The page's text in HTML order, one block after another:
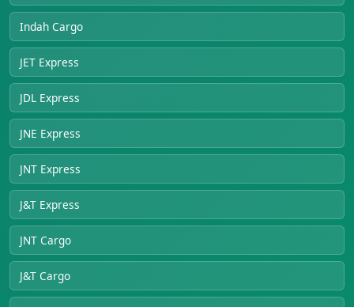
Indah Cargo
JET Express
JDL Express
JNE Express
JNT Express
J&T Express
JNT Cargo
J&T Cargo